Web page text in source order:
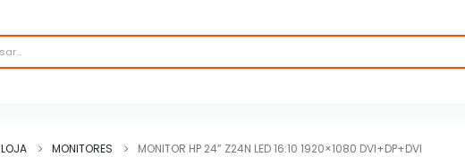
LOJA MONITORES MONITOR HP 24” Z24N LED 16:10 1920×1080 DVI+DP+DVI